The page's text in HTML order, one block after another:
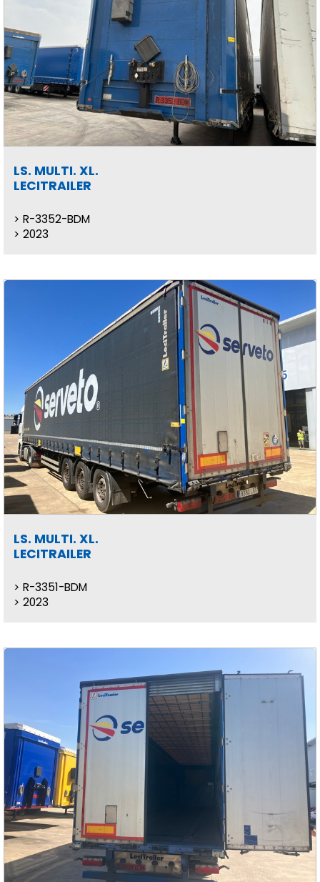
LS. MULTI. XL.
LECITRAILER
R-3352-BDM
2023
LS. MULTI. XL.
LECITRAILER
R-3351-BDM
2023